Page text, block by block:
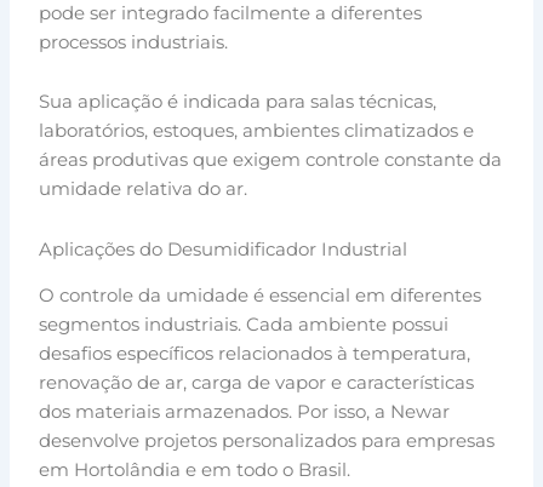
pode ser integrado facilmente a diferentes
processos industriais.
Sua aplicação é indicada para salas técnicas,
laboratórios, estoques, ambientes climatizados e
áreas produtivas que exigem controle constante da
umidade relativa do ar.
Aplicações do Desumidificador Industrial
O controle da umidade é essencial em diferentes
segmentos industriais. Cada ambiente possui
desafios específicos relacionados à temperatura,
renovação de ar, carga de vapor e características
dos materiais armazenados. Por isso, a Newar
desenvolve projetos personalizados para empresas
em Hortolândia e em todo o Brasil.